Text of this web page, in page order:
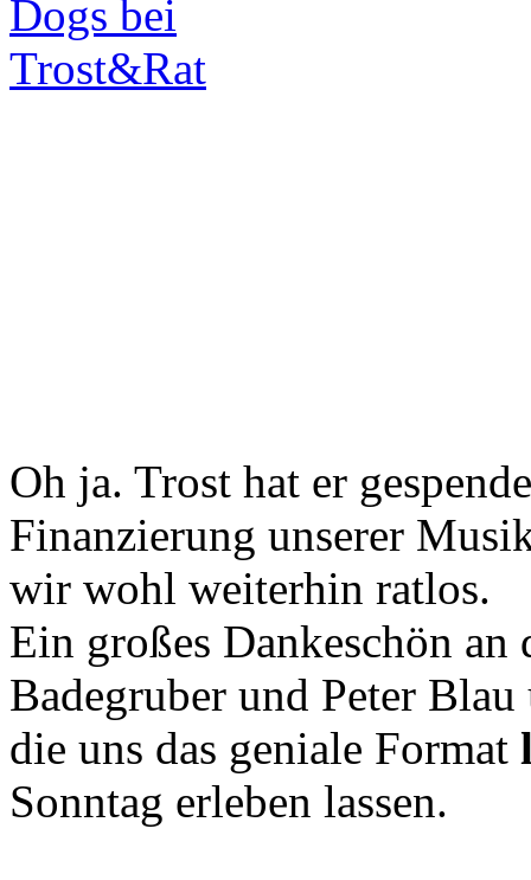
Oh ja. Trost hat er
Finanzierung unserer
wir wohl weiterhin ratlos.
Ein großes Dankeschön an
Badegruber und Peter
die uns das geniale Format
Sonntag erleben lassen.